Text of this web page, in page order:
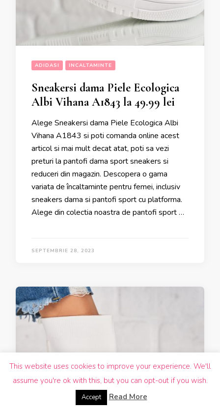
ADIDASI INCALTAMINTE
Sneakersi dama Piele Ecologica
Albi Vihana A1843 la 49.99 lei
Alege Sneakersi dama Piele Ecologica Albi
Vihana A1843 si poti comanda online acest
articol si mai mult decat atat, poti sa vezi
preturi la pantofi dama sport sneakers si
reduceri din magazin. Descopera o gama
variata de încaltaminte pentru femei, inclusiv
sneakers dama si pantofi sport cu platforma.
Alege din colectia noastra de pantofi sport …
SEPTEMBRIE 28, 2023
This website uses cookies to improve your experience. We'll
assume you're ok with this, but you can opt-out if you wish.
Accept Read More